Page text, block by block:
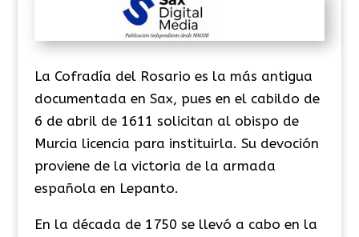
La Cofradía del Rosario es la más antigua
documentada en Sax, pues en el cabildo de
6 de abril de 1611 solicitan al obispo de
Murcia licencia para instituirla. Su devoción
proviene de la victoria de la armada
española en Lepanto.
En la década de 1750 se llevó a cabo en la